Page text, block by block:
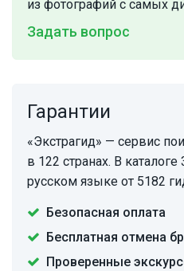
из фотографий с самых
Задать вопрос
Гарантии
«Экстрагид» — сервис
в 122 странах. В
русском языке от 5182
Безопасная оплата
Бесплатная отмена
Проверенные